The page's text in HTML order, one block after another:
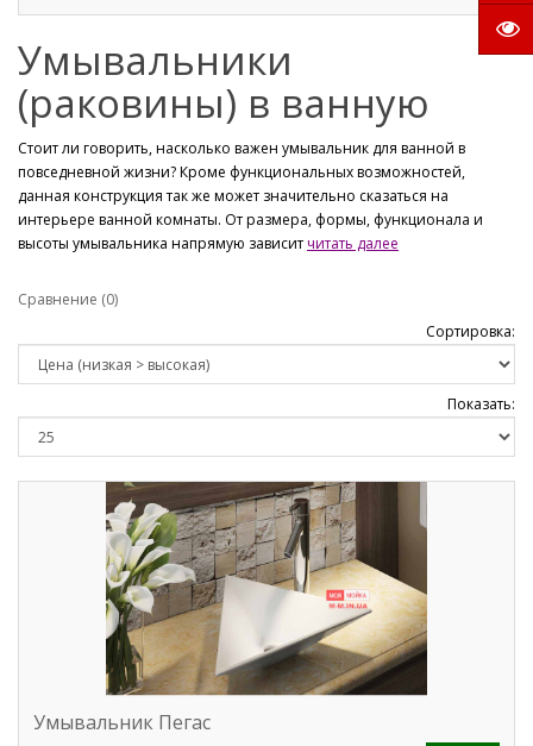
Умывальники
(раковины) в ванную
Стоит ли говорить, насколько важен умывальник для ванной в
повседневной жизни? Кроме функциональных возможностей,
данная конструкция так же может значительно сказаться на
интерьере ванной комнаты. От размера, формы, функционала и
высоты умывальника напрямую зависитчитать далее
Сравнение (0)
Сортировка:
Показать:
Умывальник Пегас